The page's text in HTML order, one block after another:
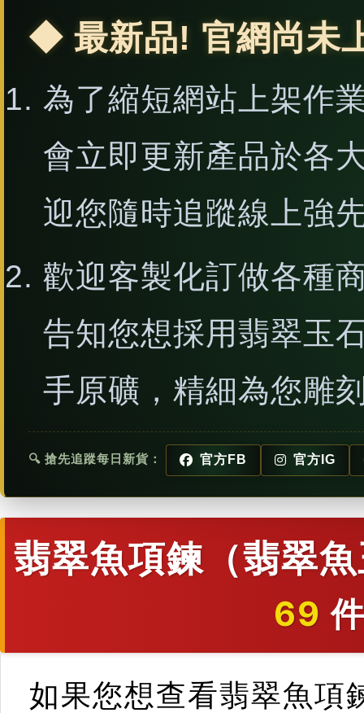
◆ 最新品! 官網尚未
為了縮短網站上架作
會立即更新產品於各
迎您隨時追蹤線上強
歡迎客製化訂做各種
告知您想採用翡翠玉
手原礦，精細為您雕
🔍 搶先追蹤每日新貨： 官方FB 官方IG
翡翠魚項鍊（翡翠
69
如果您想查看翡翠魚項